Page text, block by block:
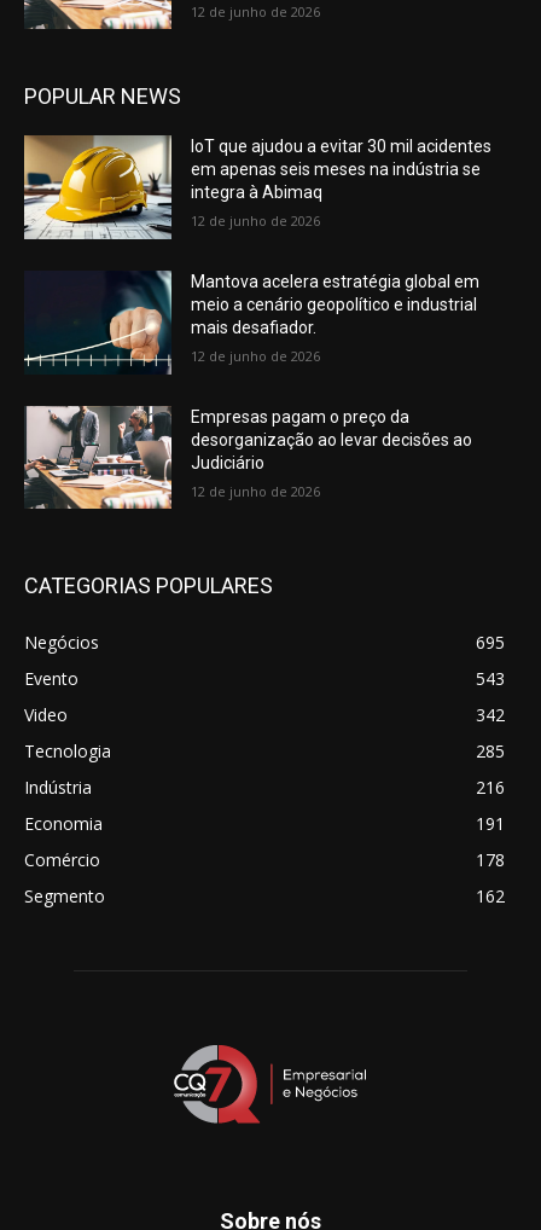
12 de junho de 2026
POPULAR NEWS
IoT que ajudou a evitar 30 mil acidentes
em apenas seis meses na indústria se
integra à Abimaq
12 de junho de 2026
Mantova acelera estratégia global em
meio a cenário geopolítico e industrial
mais desafiador.
12 de junho de 2026
Empresas pagam o preço da
desorganização ao levar decisões ao
Judiciário
12 de junho de 2026
CATEGORIAS POPULARES
Negócios
695
Evento
543
Video
342
Tecnologia
285
Indústria
216
Economia
191
Comércio
178
Segmento
162
Sobre nós